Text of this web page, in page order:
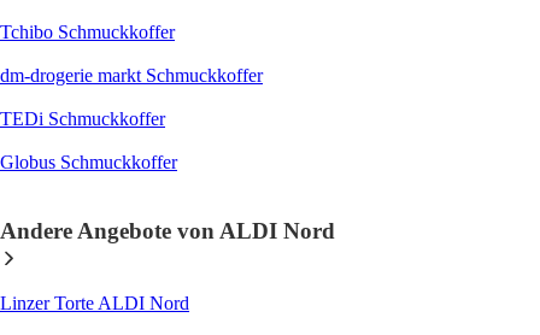
Tchibo Schmuckkoffer
dm-drogerie markt Schmuckkoffer
TEDi Schmuckkoffer
Globus Schmuckkoffer
Andere Angebote von ALDI Nord
Linzer Torte ALDI Nord